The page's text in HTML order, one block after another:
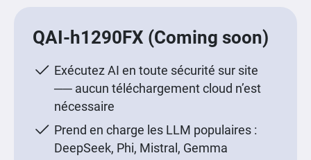
QAI-h1290FX (Coming soon)
Exécutez AI en toute sécurité sur site
── aucun téléchargement cloud n’est
nécessaire
Prend en charge les LLM populaires :
DeepSeek, Phi, Mistral, Gemma